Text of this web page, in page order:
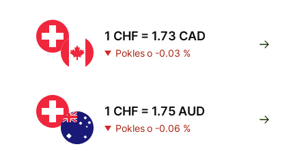
1 CHF = 1.73 CAD
Pokles o -0.03 %
1 CHF = 1.75 AUD
Pokles o -0.06 %